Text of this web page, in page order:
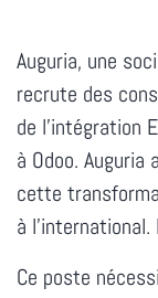
Auguria, une
recrute des
de l’intégration
à Odoo. Auguria
cette
à
Ce poste